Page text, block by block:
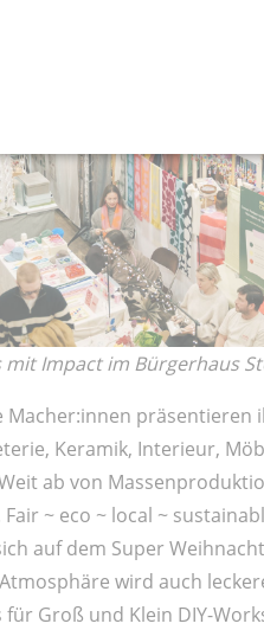
Impact im Bürgerhaus
Macher:innen
Keramik, Interieur,
ab von
~ eco ~ local ~
auf dem Super
wird auch
Groß und Klein DIY-